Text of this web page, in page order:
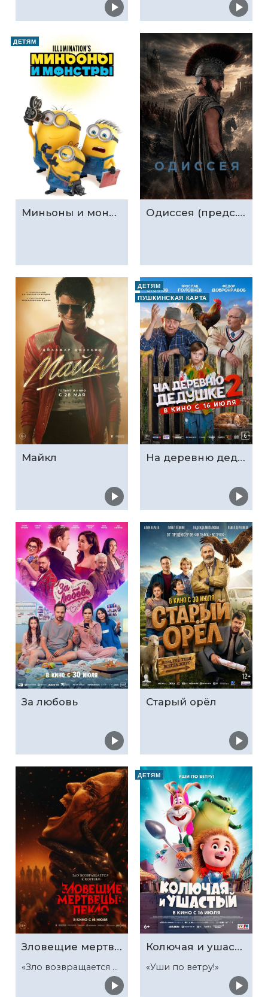
ДЕТЯМ
Миньоны и монстры (предс.обсл. & Три добрых дела) Одиссея (предс.обсл. & Три добрых дела)
Майкл
ДЕТЯМ
ПУШКИНСКАЯ КАРТА
На деревню дедушке 2
За любовь Старый орёл
Зловещие мертвецы: Пекло
«Зло возвращается к корням»
ДЕТЯМ
Колючая и ушастый
«Уши по ветру!»